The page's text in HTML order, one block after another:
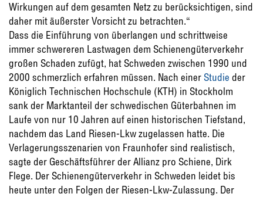
Wirkungen auf dem gesamten Netz zu berücksichtigen, sind
daher mit äußerster Vorsicht zu betrachten.“
Dass die Einführung von überlangen und schrittweise
immer schwereren Lastwagen dem Schienengüterverkehr
großen Schaden zufügt, hat Schweden zwischen 1990 und
2000 schmerzlich erfahren müssen. Nach einerStudie der
Königlich Technischen Hochschule (KTH) in Stockholm
sank der Marktanteil der schwedischen Güterbahnen im
Laufe von nur 10 Jahren auf einen historischen Tiefstand,
nachdem das Land Riesen-Lkw zugelassen hatte. Die
Verlagerungsszenarien von Fraunhofer sind realistisch,
sagte der Geschäftsführer der Allianz pro Schiene, Dirk
Flege. Der Schienengüterverkehr in Schweden leidet bis
heute unter den Folgen der Riesen-Lkw-Zulassung. Der